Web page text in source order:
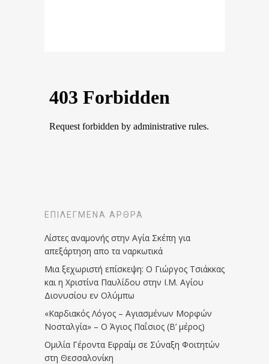
ΕΠΙΛΕΓΜΈΝΑ ΆΡΘΡΑ
Λίστες αναμονής στην Αγία Σκέπη για
απεξάρτηση απο τα ναρκωτικά
Μια ξεχωριστή επίσκεψη: Ο Γιώργος Τσιάκκας
και η Χριστίνα Παυλίδου στην Ι.Μ. Αγίου
Διονυσίου εν Ολύμπω
«Καρδιακός Λόγος – Αγιασμένων Μορφών
Νοσταλγία» – Ο Άγιος Παΐσιος (Β’ μέρος)
Ομιλία Γέροντα Εφραίμ σε Σύναξη Φοιτητών
στη Θεσσαλονίκη